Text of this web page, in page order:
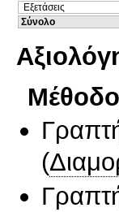
Εξετάσεις
Σύνολο
(